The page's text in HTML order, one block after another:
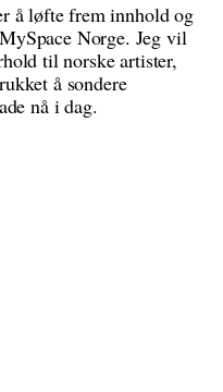
å løfte frem innhold og
Norge. Jeg vil
til norske artister,
å sondere
nå i dag.